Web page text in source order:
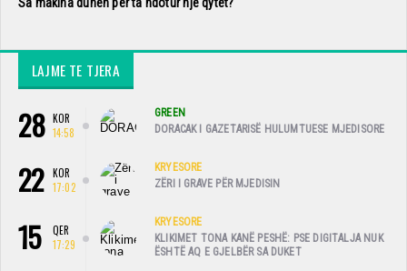
LAJME TE TJERA
28 KOR
14:58
GREEN
DORACAK I GAZETARISË HULUMTUESE MJEDISORE
22
KOR
17:02
KRYESORE
ZËRI I GRAVE PËR MJEDISIN
15
QER
17:29
KRYESORE
KLIKIMET TONA KANË PESHË: PSE DIGITALJA NUK
ËSHTË AQ E GJELBËR SA DUKET